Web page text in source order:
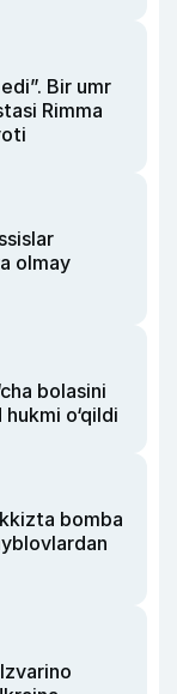
Bir umr
Rimma
olmay
bolasini
o‘qildi
bomba